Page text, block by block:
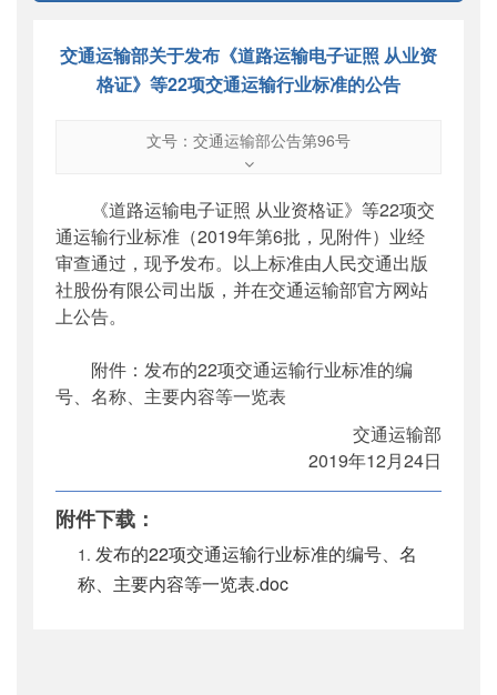
交通运输部关于发布《道路运输电子证照 从业资
格证》等22项交通运输行业标准的公告
文号：交通运输部公告第96号
交通运输部公告第96号
公开日期：2019年12月27日
主题词：道路运输;电子证照;从业资格证;行业
标准
机构分类：科技司
主题分类
公文类型 ： 部公告通告
《道路运输电子证照 从业资格证》等22项交
通运输行业标准（2019年第6批，见附件）业经
审查通过，现予发布。以上标准由人民交通出版
社股份有限公司出版，并在交通运输部官方网站
上公告。
附件：发布的22项交通运输行业标准的编
号、名称、主要内容等一览表
交通运输部
2019年12月24日
附件下载：
发布的22项交通运输行业标准的编号、名
称、主要内容等一览表.doc